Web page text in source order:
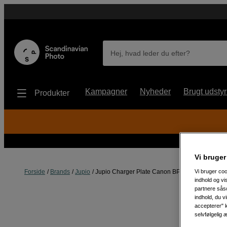
Hej, hvad leder du efter?
Produkter Kampagner Nyheder Brugt
Forside Brands Jupio Jupio Charger Plate Canon BP-A
Vi
Vi bruger
indhold og
partnere
indhold, du
accepterer"
selvfølgelig